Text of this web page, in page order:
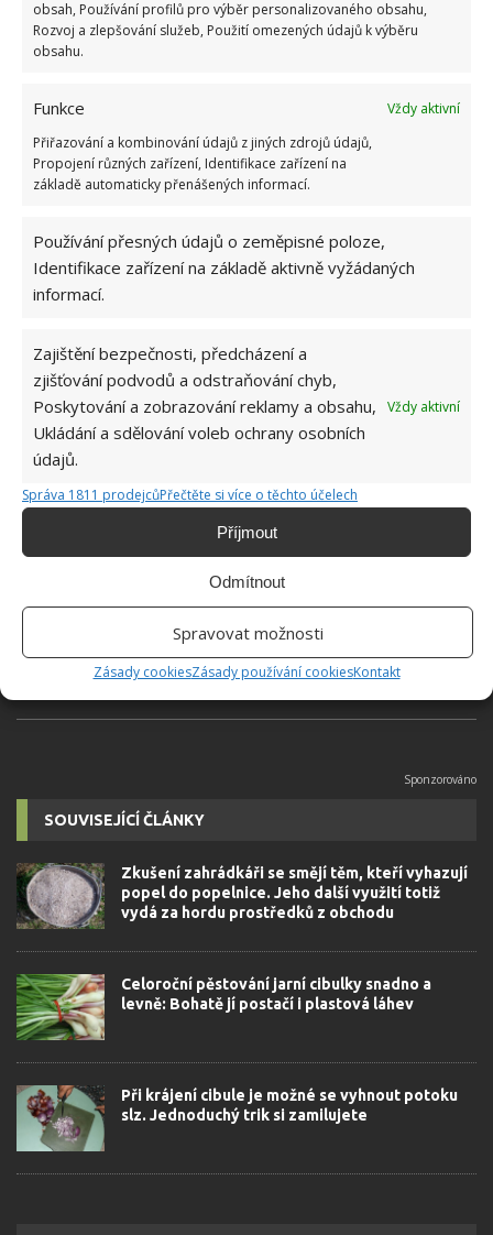
obsah, Používání profilů pro výběr personalizovaného obsahu,
Rozvoj a zlepšování služeb, Použití omezených údajů k výběru
obsahu.
Funkce
Vždy aktivní
Přiřazování a kombinování údajů z jiných zdrojů údajů,
Propojení různých zařízení, Identifikace zařízení na
základě automaticky přenášených informací.
Používání přesných údajů o zeměpisné poloze,
Identifikace zařízení na základě aktivně vyžádaných
informací.
Zajištění bezpečnosti, předcházení a
zjišťování podvodů a odstraňování chyb,
Poskytování a zobrazování reklamy a obsahu,
Ukládání a sdělování voleb ochrany osobních
údajů.
Vždy aktivní
Správa 1811 prodejcůPřečtěte si více o těchto účelech
Příjmout
Odmítnout
Spravovat možnosti
Zásady cookiesZásady používání cookiesKontakt
PĚSTOVÁNÍ CIBULE
Jiří Kolář
Absolvent České zemědělské
univerzity, který je již od malička
možné najít v j...[Více o autorovi]
SOUVISEJÍCÍ ČLÁNKY
Zkušení zahrádkáři se smějí těm, kteří vyhazují
popel do popelnice. Jeho další využití totiž
vydá za hordu prostředků z obchodu
Celoroční pěstování jarní cibulky snadno a
levně: Bohatě jí postačí i plastová láhev
Při krájení cibule je možné se vyhnout potoku
slz. Jednoduchý trik si zamilujete